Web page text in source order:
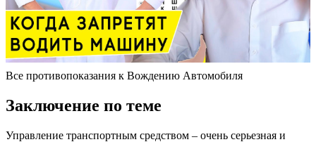
Все противопоказания к Вождению Автомобиля
Заключение по теме
Управление транспортным средством – очень серьезная и